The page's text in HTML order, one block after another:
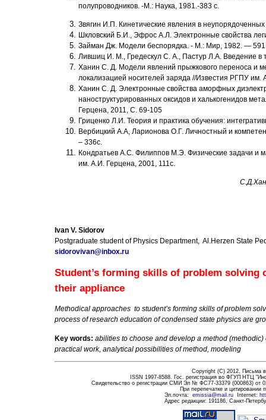
полупроводников. -М.: Наука, 1981.-383 с.
Звягин И.П. Кинетические явления в
Шкловский Б.И., Эфрос А.Л. Электронные свойства
Займан Дж. Модели беспорядка. - М.: Мир, 1982. — 591
Лившиц И. М., Гредескул С. А., Пастур Л.А. Введение в
Ханин С. Д. Модели явлений прыжкового переноса и
локализацией носителей заряда //Известия РГПУ
Ханин С. Д. Электронные свойства аморфных
наноструктурированных оксидов и халькогенидов
Герцена, 2011, С. 69-105
Гриценко Л.И. Теория и практика обучения:
Вербицкий А.А, Ларионова О.Г. Личностный и
– 336с.
Кондратьев А.С. Филиппов М.Э. Физические задачи и
им. А.И. Герцена, 2001, 111с.
С.Д.
Ivan V. Sidorov
Рostgraduate student of Physics Department, Al.Herzen State
sidorovivan@inbox.ru
Student’s forming skills of problem solving
their appliance
Methodical approaches to student’s forming skills of problem
process of research education of condensed state physics are
Key words: abilities to choose and develop a method
practical work, analytical possibilities of method, modeling
Copyright (C) 2012, Письма
ISSN 1997-8588. Гос. регистрация во ФГУП НТЦ
Свидетельство о регистрации СМИ Эл № ФС77-33379 (000863) от
При перепечатке и
Эл.почта: emissia@mail.ru Internet:
Адрес редакции: 191186, Санкт-